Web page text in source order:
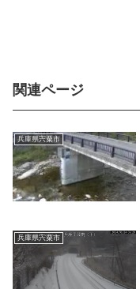
関連ページ
兵庫県宍粟市
兵庫県宍粟市